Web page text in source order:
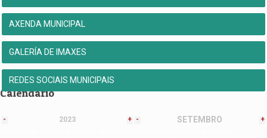
AXENDA MUNICIPAL
GALERÍA DE IMAXES
REDES SOCIAIS MUNICIPAIS
Calendario
- 2023 + - SETEMBRO +